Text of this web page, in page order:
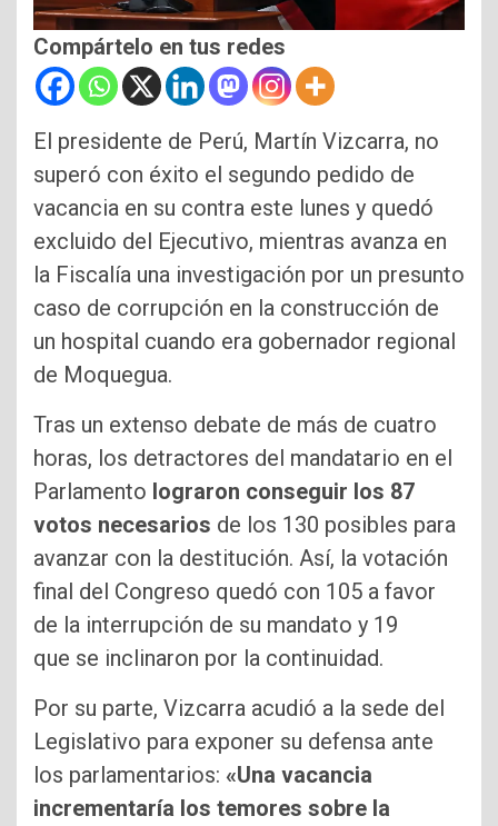
Compártelo en tus redes
El presidente de Perú, Martín Vizcarra, no
superó con éxito el segundo pedido de
vacancia en su contra este lunes y quedó
excluido del Ejecutivo, mientras avanza en
la Fiscalía una investigación por un presunto
caso de corrupción en la construcción de
un hospital cuando era gobernador regional
de Moquegua.
Tras un extenso debate de más de cuatro
horas, los detractores del mandatario en el
Parlamento lograron conseguir los 87
votos necesarios de los 130 posibles para
avanzar con la destitución. Así, la votación
final del Congreso quedó con 105 a favor
de la interrupción de su mandato y 19
que se inclinaron por la continuidad.
Por su parte, Vizcarra acudió a la sede del
Legislativo para exponer su defensa ante
los parlamentarios: «Una vacancia
incrementaría los temores sobre la